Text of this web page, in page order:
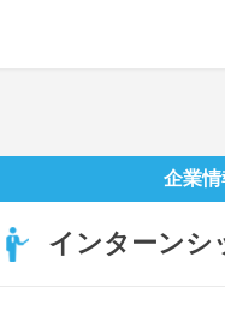
企業情
インターンシ